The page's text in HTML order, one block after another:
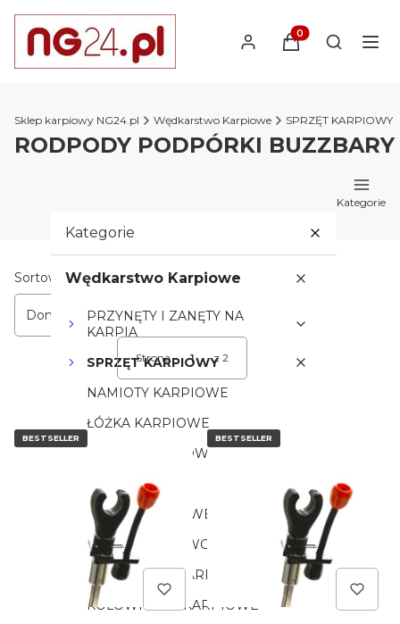
Produkty w
Otwórz
Sklep karpiowy NG24.pl Wędkarstwo Karpiowe SPRZĘT KARPIOWY
RODPODY PODPÓRKI BUZZBARY
Kategorie
Kategorie
Wędkarstwo Karpiowe
PRZYNĘTY I ZANĘTY NA
KARPIA
SPRZĘT KARPIOWY
NAMIOTY KARPIOWE
ŁÓŻKA KARPIOWE
FOTELE KARPIOWE
ŚPIWORY
WĘDKI KARPIOWE
TORBY POKROWCE
PODBIERAKI KARPIOWE
KOŁOWROTKI KARPIOWE
Lista produktów
Sortowanie:
Domyślne
Strona z 2
Następne produkty
BESTSELLER BESTSELLER